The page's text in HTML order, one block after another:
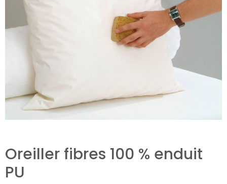
Oreiller fibres 100 % enduit
PU